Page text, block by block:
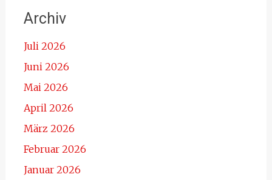
Archiv
Juli 2026
Juni 2026
Mai 2026
April 2026
März 2026
Februar 2026
Januar 2026